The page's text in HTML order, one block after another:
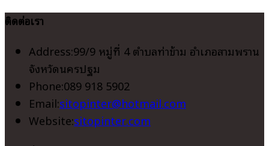
ติดต่อเรา
Address:99/9 หมู่ที่ 4 ตำบลท่าข้าม อำเภอสามพราน
จังหวัดนครปฐม
Phone:089 918 5902
Email:sitopinter@hotmail.com
Website:sitopinter.com